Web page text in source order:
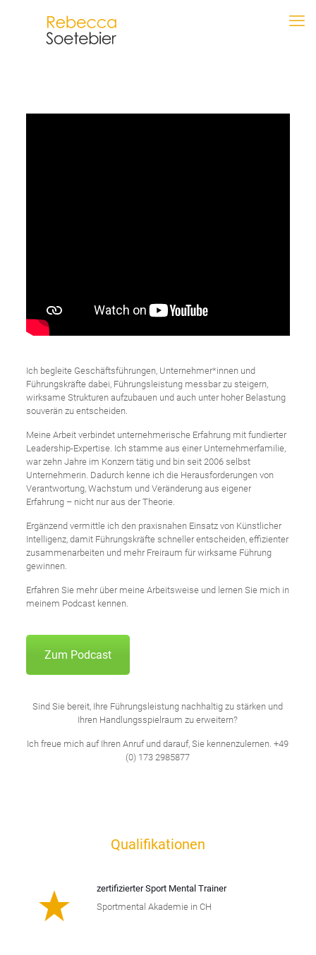
Ich begleite Geschäftsführungen, Unternehmer*innen und
Führungskräfte dabei, Führungsleistung messbar zu steigern,
wirksame Strukturen aufzubauen und auch unter hoher Belastung
souverän zu entscheiden.
Meine Arbeit verbindet unternehmerische Erfahrung mit fundierter
Leadership-Expertise. Ich stamme aus einer Unternehmerfamilie,
war zehn Jahre im Konzern tätig und bin seit 2006 selbst
Unternehmerin. Dadurch kenne ich die Herausforderungen von
Verantwortung, Wachstum und Veränderung aus eigener
Erfahrung – nicht nur aus der Theorie.
Ergänzend vermittle ich den praxisnahen Einsatz von Künstlicher
Intelligenz, damit Führungskräfte schneller entscheiden, effizienter
zusammenarbeiten und mehr Freiraum für wirksame Führung
gewinnen.
Erfahren Sie mehr über meine Arbeitsweise und lernen Sie mich in
meinem Podcast kennen.
Zum Podcast
Sind Sie bereit, Ihre Führungsleistung nachhaltig zu stärken und
Ihren Handlungsspielraum zu erweitern?
Ich freue mich auf Ihren Anruf und darauf, Sie kennenzulernen.+49
(0) 173 2985877
Qualifikationen
zertifizierter Sport Mental Trainer
Sportmental Akademie in CH